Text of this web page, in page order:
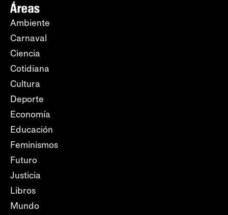
Áreas
Ambiente
Carnaval
Ciencia
Cotidiana
Cultura
Deporte
Economía
Educación
Feminismos
Futuro
Justicia
Libros
Mundo